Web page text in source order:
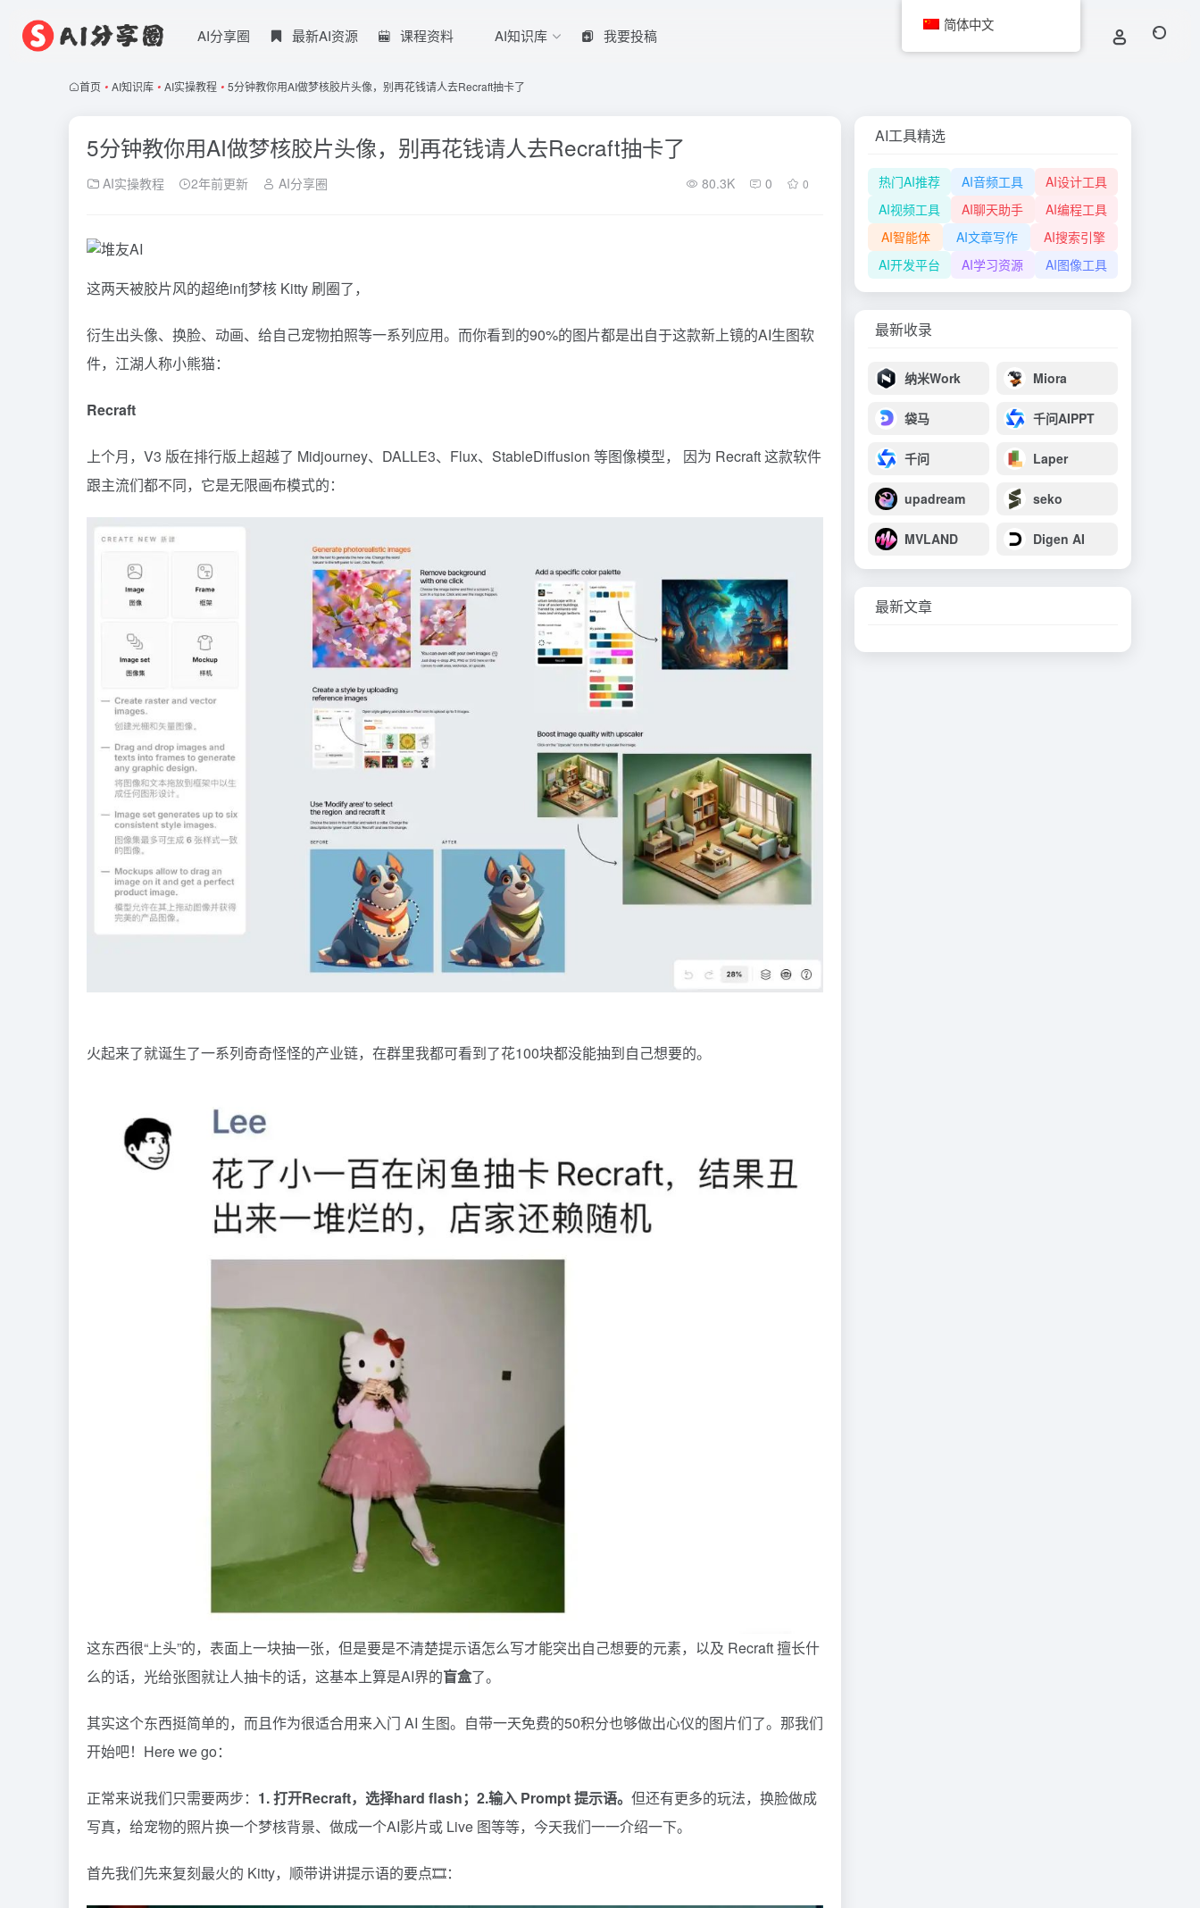
AI分享圈 最新AI资源 课程资料 AI知识库 我要投稿
首页 • AI知识库 • AI实操教程 • 5分钟教你用AI做梦核胶片头像，别再花钱请人去Recraft抽卡了
5分钟教你用AI做梦核胶片头像，别再花钱请人去Recraft抽卡了
AI实操教程 2年前更新 AI分享圈 80.3K 0 0
这两天被胶片风的超绝infj梦核 Kitty 刷圈了，
衍生出头像、换脸、动画、给自己宠物拍照等一系列应用。而你看到的90%的图片都是出自于这款新上镜的AI生图软
件，江湖人称小熊猫：
Recraft
上个月，V3 版在排行版上超越了 Midjourney、DALLE3、Flux、StableDiffusion 等图像模型， 因为 Recraft这款软件
跟主流们都不同，它是无限画布模式的：
火起来了就诞生了一系列奇奇怪怪的产业链，在群里我都可看到了花100块都没能抽到自己想要的。
这东西很“上头”的，表面上一块抽一张，但是要是不清楚提示语怎么写才能突出自己想要的元素，以及 Recraft 擅长什
么的话，光给张图就让人抽卡的话，这基本上算是AI界的盲盒了。
其实这个东西挺简单的，而且作为很适合用来入门 AI 生图。自带一天免费的50积分也够做出心仪的图片们了。那我们
开始吧！Here we go：
正常来说我们只需要两步： 1. 打开Recraft，选择hard flash；2.输入 Prompt 提示语。 但还有更多的玩法，换脸做成
写真，给宠物的照片换一个梦核背景、做成一个AI影片或 Live 图等等，今天我们一一介绍一下。
首先我们先来复刻最火的 Kitty，顺带讲讲提示语的要点🎞️：
AI工具精选
热门AI推荐 AI音频工具
AI设计工具
AI视频工具
AI聊天助手
AI编程工具
AI智能体
AI文章写作
AI搜索引擎
AI开发平台
AI学习资源 AI图像工具
最新收录
纳米Work Miora
袋马 千问AIPPT
千问 Laper
upadream seko
MVLAND Digen AI
最新文章
简体中文